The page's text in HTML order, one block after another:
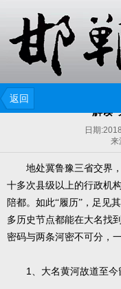
返回
解读“
日期:
来
地处冀鲁豫三省交界
十多次县级以上的行政机
陪都。如此“履历”，足见
多历史节点都能在大名找
密码与两条河密不可分，
1 、大名黄河故道至今